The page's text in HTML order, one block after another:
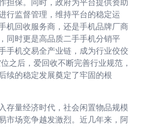
担保。同时，政府为平台提供资助
行监督管理，维持平台的稳定运
机回收服务商，还是手机品牌厂商
同时更是高品质二手手机分销平
手机交易全产业链，成为行业佼佼
之后，爱回收不断完善行业规范，
续的稳定发展奠定了牢固的根
量经济时代，社会闲置物品规模
市场竞争越发激烈。近几年来，阿